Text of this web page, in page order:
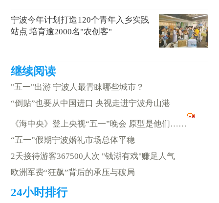
宁波今年计划打造120个青年入乡实践
站点 培育逾2000名"农创客"
"五一"出游 宁波人最青睐哪些城市？
“倒贴”也要从中国进口 央视走进宁波舟山港
《海中央》登上央视“五一”晚会 原型是他们……
“五一”假期宁波婚礼市场总体平稳
2天接待游客367500人次 "钱湖有戏"赚足人气
欧洲军费“狂飙”背后的承压与破局